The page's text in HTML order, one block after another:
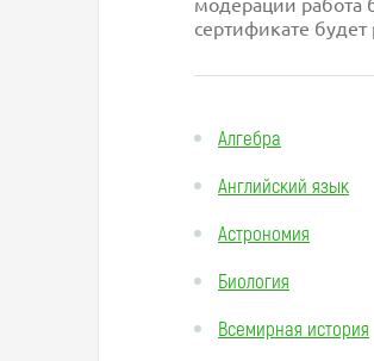
сертификате
Алгебра
Английский язык
Астрономия
Биология
Всемирная история